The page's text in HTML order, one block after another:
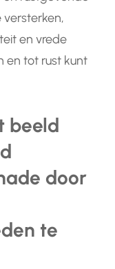
en vrede
en tot rust kunt
beeld
door
te